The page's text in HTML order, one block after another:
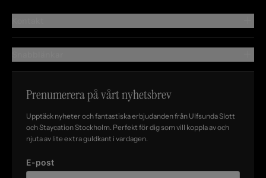
Prenumerera på vårt nyhetsbrev
Upptäck nyheter och fantastiska erbjudanden från Ulfsunda Slott
och Staycation Stockholm. Perfekt för dig som vill koppla av och
njuta av lite extra guldkant i vardagen.
E-post